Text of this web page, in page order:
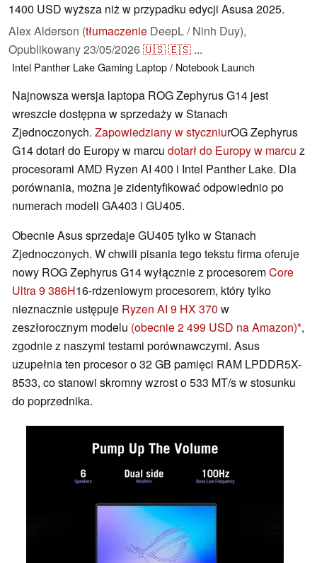
1400 USD wyższa niż w przypadku edycji Asusa 2025.
Alex Alderson (tłumaczenie DeepL / Ninh Duy),
Opublikowany23/05/2026🇺🇸🇪🇸 ...
Intel Panther LakeGaming Laptop / Notebook Launch
Najnowsza wersja laptopa ROG Zephyrus G14 jest
wreszcie dostępna w sprzedaży w Stanach
Zjednoczonych. Zapowiedziany w styczniurOG Zephyrus
G14 dotarł do Europy w marcu dotarł do Europy w marcu z
procesorami AMD Ryzen AI 400 i Intel Panther Lake. Dla
porównania, można je zidentyfikować odpowiednio po
numerach modeli GA403 i GU405.
Obecnie Asus sprzedaje GU405 tylko w Stanach
Zjednoczonych. W chwili pisania tego tekstu firma oferuje
nowy ROG Zephyrus G14 wyłącznie z procesoremCore
Ultra 9 386H16-rdzeniowym procesorem, który tylko
nieznacznie ustępuje Ryzen AI 9 HX 370 w
zeszłorocznym modelu (obecnie 2 499 USD na Amazon) ,
zgodnie z naszymi testami porównawczymi. Asus
uzupełnia ten procesor o 32 GB pamięci RAM LPDDR5X-
8533, co stanowi skromny wzrost o 533 MT/s w stosunku
do poprzednika.